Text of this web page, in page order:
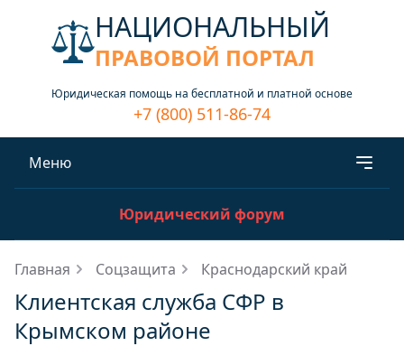
НАЦИОНАЛЬНЫЙ
ПРАВОВОЙ ПОРТАЛ
Юридическая помощь на бесплатной и платной основе
+7 (800) 511-86-74
Меню
Юридический форум
Главная Соцзащита Краснодарский край
Клиентская служба СФР в
Крымском районе